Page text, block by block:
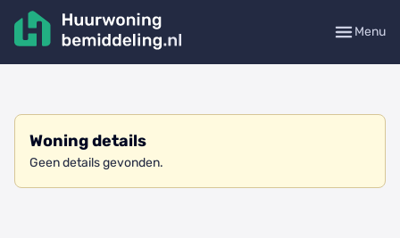
Menu
Woning details
Geen details gevonden.